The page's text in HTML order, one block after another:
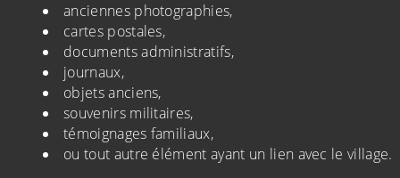
anciennes photographies,
cartes postales,
documents administratifs,
journaux,
objets anciens,
souvenirs militaires,
témoignages familiaux,
ou tout autre élément ayant un lien avec le village.